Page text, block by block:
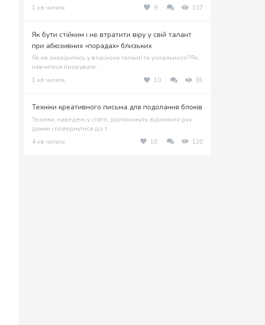
1 хв читати
9 137
Як бути стійким і не втратити віру у свій талант
при абюзивних «порадах» близьких
Як не зневіритись у власному таланті та унікальності?Як
навчитися ігнорувати ...
1 хв читати
10 81
Техніки креативного письма для подолання блоків
Техніки, наведені у статті, допоможуть відновити рух
думки і повернутися до т...
4 хв читати
10 120